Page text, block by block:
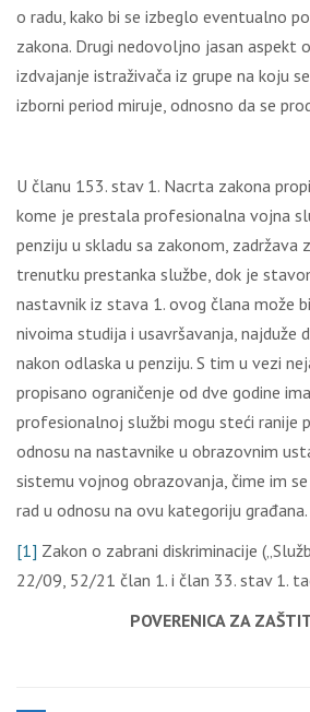
o radu, kako bi se izbeglo eventualno
zakona. Drugi nedovoljno jasan aspekt
izdvajanje istraživača iz grupe na koju
izborni period miruje, odnosno da se
U članu 153. stav 1. Nacrta zakona
kome je prestala profesionalna vojna
penziju u skladu sa zakonom, zadržava
trenutku prestanka službe, dok je
nastavnik iz stava 1. ovog člana može
nivoima studija i usavršavanja, najduže
nakon odlaska u penziju. S tim u vezi
propisano ograničenje od dve godine
profesionalnoj službi mogu steći ranije
odnosu na nastavnike u obrazovnim
sistemu vojnog obrazovanja, čime im
rad u odnosu na ovu kategoriju građana.
[1] Zakon o zabrani diskriminacije
22/09, 52/21 član 1. i član 33. stav 1.
POVERENICA ZA